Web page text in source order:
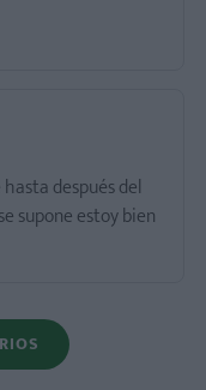
después del
supone estoy bien